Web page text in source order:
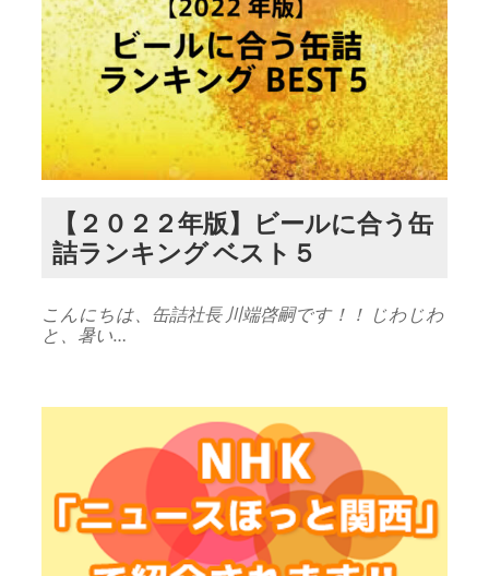
【２０２２年版】ビールに合う缶
詰ランキング ベスト５
こんにちは、缶詰社長 川端啓嗣です！！ じわじわ
と、暑い…